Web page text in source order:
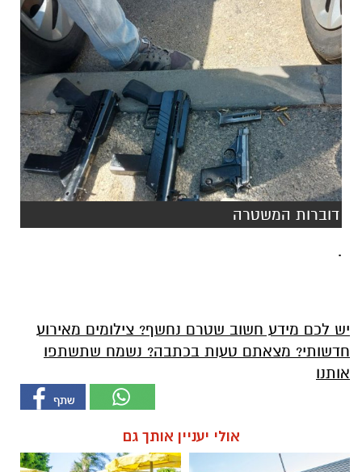
דוברות המשטרה
.
יש לכם מידע חשוב שטרם נחשף? צילומים מאירוע
חדשותי? מצאתם טעות בכתבה? נשמח שתשתפו
אותנו
אולי יעניין אותך גם